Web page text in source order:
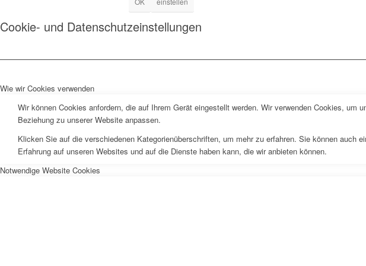
Cookie- und Datenschutzeinstellungen
Wie wir Cookies verwenden
Wir können Cookies anfordern, die auf Ihrem Gerät eingestellt werden. Wir verwenden Cookies,
Beziehung zu unserer Website anpassen.
Klicken Sie auf die verschiedenen Kategorienüberschriften, um mehr zu erfahren. Sie können
Erfahrung auf unseren Websites und auf die Dienste haben kann, die wir anbieten können.
Notwendige Website Cookies